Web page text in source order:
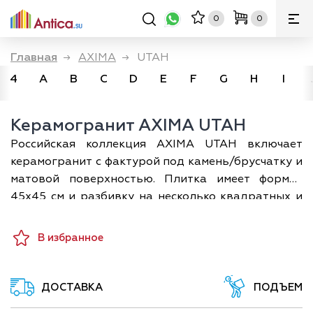
0 0
Главная → AXIMA →
UTAH
4
A B C D E F G H I
Керамогранит AXIMA UTAH
Российская коллекция AXIMA UTAH включает
керамогранит с фактурой под камень/брусчатку и
матовой поверхностью. Плитка имеет формат
45х45 см и разбивку на несколько квадратных и
светло-бежевого оттенка, некоторые из которых
украшены орнаментами.
создания напольных покрытий в гостиных,
прихожих, кухнях, холлах, на верандах и
В избранное
ДОСТАВКА ПОДЪЕМ